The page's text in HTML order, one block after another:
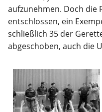
aufzunehmen. Doch die
entschlossen, ein
schließlich 35 der
abgeschoben, auch die